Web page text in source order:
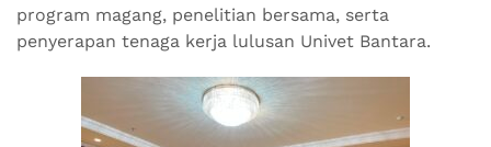
program magang, penelitian bersama, serta
penyerapan tenaga kerja lulusan Univet Bantara.